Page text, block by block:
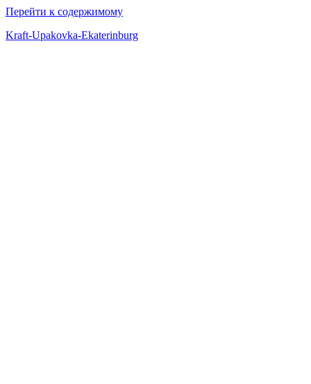
Перейти к содержимому
Kraft-Upakovka-Ekaterinburg